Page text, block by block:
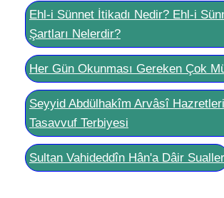
Ehl-i Sünnet İtikadı Nedir? Ehl-i
Şartları Nelerdir?
Her Gün Okunması Gereken Çok
Seyyid Abdülhakîm Arvâsî
Tasavvuf Terbiyesi
Sultan Vahideddîn Hân'a Dâir Sualler